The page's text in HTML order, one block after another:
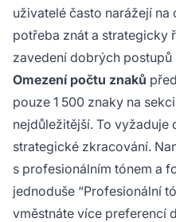
uživatelé často narážejí
potřeba znát a strategicky
zavedení dobrých
Omezení počtu znaků
pouze 1 500 znaky na
nejdůležitější. To vyžaduje
strategické zkracování.
s profesionálním tónem a
jednoduše “Profesionální
vměstnáte více preferencí